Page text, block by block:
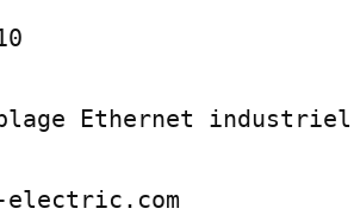
Ethernet industriel
electric.com